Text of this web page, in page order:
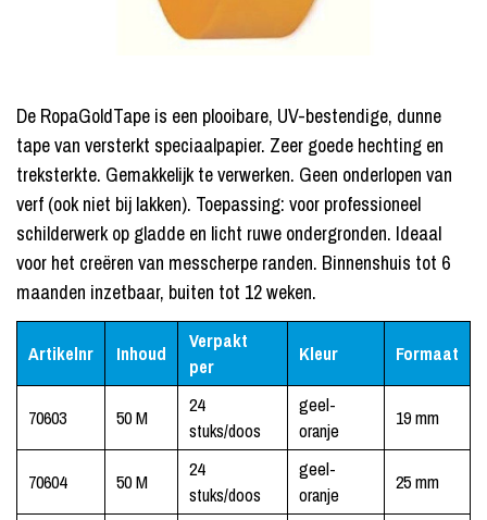
De RopaGoldTape is een plooibare, UV-bestendige, dunne
tape van versterkt speciaalpapier. Zeer goede hechting en
treksterkte. Gemakkelijk te verwerken. Geen onderlopen van
verf (ook niet bij lakken). Toepassing: voor professioneel
schilderwerk op gladde en licht ruwe ondergronden. Ideaal
voor het creëren van messcherpe randen. Binnenshuis tot 6
maanden inzetbaar, buiten tot 12 weken.
Artikelnr Inhoud
Verpakt
per
Kleur Formaat
70603 50 M
24
stuks/doos
geel-
oranje
19 mm
70604 50 M
24
stuks/doos
geel-
oranje
25 mm